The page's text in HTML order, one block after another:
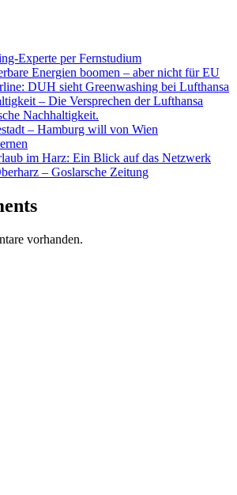
Experte per Fernstudium
Energien boomen – aber nicht für EU
DUH sieht Greenwashing bei Lufthansa
– Die Versprechen der Lufthansa
Nachhaltigkeit.
– Hamburg will von Wien
im Harz: Ein Blick auf das Netzwerk
– Goslarsche Zeitung
vorhanden.